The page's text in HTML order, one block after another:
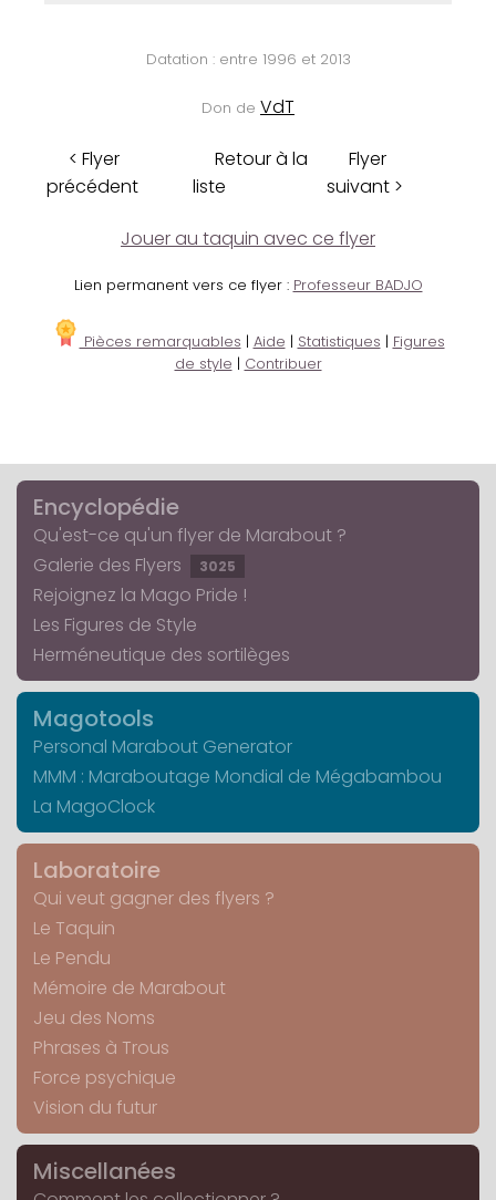
Datation : entre 1996 et 2013
Don de VdT
< Flyer
précédent
Retour à la
liste
Flyer
suivant >
Jouer au taquin avec ce flyer
Lien permanent vers ce flyer : Professeur BADJO
Pièces remarquables | Aide | Statistiques | Figures
de style | Contribuer
Encyclopédie
Qu'est-ce qu'un flyer de Marabout ?
Galerie des Flyers
3025
Rejoignez la Mago Pride !
Les Figures de Style
Herméneutique des sortilèges
Magotools
Personal Marabout Generator
MMM : Maraboutage Mondial de Mégabambou
La MagoClock
Laboratoire
Qui veut gagner des flyers ?
Le Taquin
Le Pendu
Mémoire de Marabout
Jeu des Noms
Phrases à Trous
Force psychique
Vision du futur
Miscellanées